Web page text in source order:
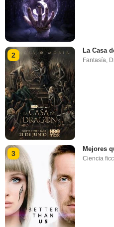
2
La Casa
Fantasía
3
Mejores
Ciencia